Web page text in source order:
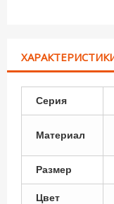
Серия
Материал
Размер
Цвет